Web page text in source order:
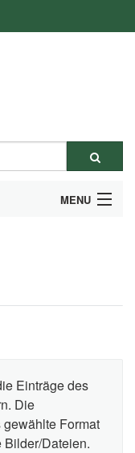
MENU
Einträge des
Die
Format
Dateien.